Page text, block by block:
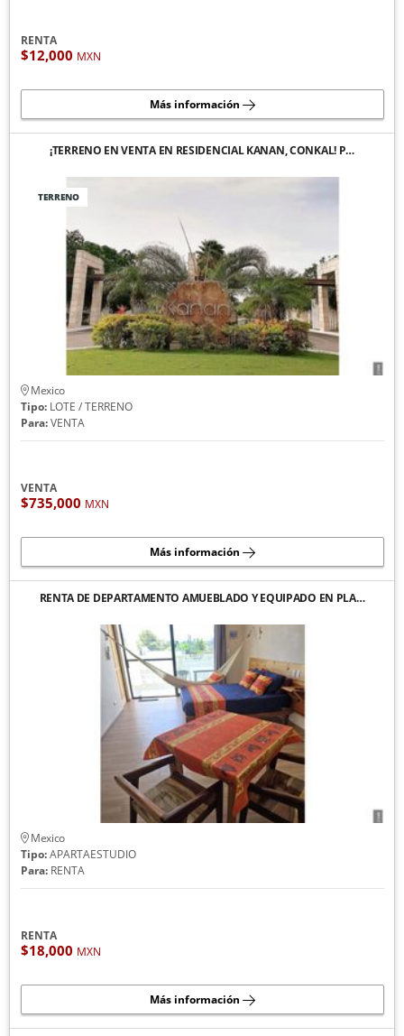
RENTA
$12,000 MXN
Más información
¡TERRENO EN VENTA EN RESIDENCIAL KANAN, CONKAL! P…
TERRENO
Mexico
Tipo:LOTE / TERRENO
Para:VENTA
VENTA
$735,000 MXN
Más información
RENTA DE DEPARTAMENTO AMUEBLADO Y EQUIPADO EN PLA…
Mexico
Tipo:APARTAESTUDIO
Para:RENTA
RENTA
$18,000 MXN
Más información